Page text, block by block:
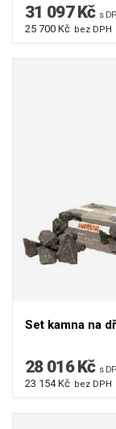
31 097 Kč s
25 700 Kč bez DPH
Set kamna na
28 016 Kč s
23 154 Kč bez DPH